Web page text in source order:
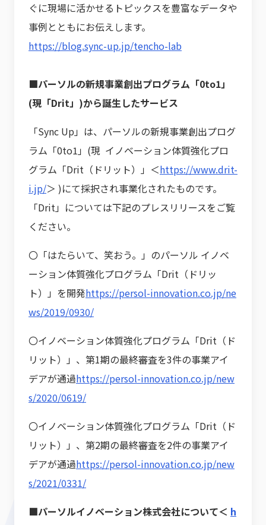
ぐに現場に活かせるトピックスを豊富なデータや
事例とともにお伝えします。
https://blog.sync-up.jp/tencho-lab
■パーソルの新規事業創出プログラム「0to1」
(現「Drit」)から誕生したサービス
「Sync Up」は、パーソルの新規事業創出プログ
ラム「0to1」(現 イノベーション体質強化プロ
グラム「Drit（ドリット）」＜https://www.drit-
i.jp/＞ )にて採択され事業化されたものです。
「Drit」については下記のプレスリリースをご覧
ください。
〇「はたらいて、笑おう。」のパーソル イノベ
ーション体質強化プログラム「Drit（ドリッ
ト）」を開発https://persol-innovation.co.jp/ne
ws/2019/0930/
〇イノベーション体質強化プログラム「Drit（ド
リット）」、第1期の最終審査を3件の事業アイ
デアが通過https://persol-innovation.co.jp/new
s/2020/0619/
〇イノベーション体質強化プログラム「Drit（ド
リット）」、第2期の最終審査を2件の事業アイ
デアが通過https://persol-innovation.co.jp/new
s/2021/0331/
■パーソルイノベーション株式会社について＜ h